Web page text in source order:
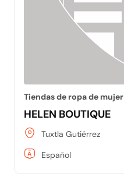
Tiendas de ropa de mujer
HELEN BOUTIQUE
Tuxtla Gutiérrez
Español